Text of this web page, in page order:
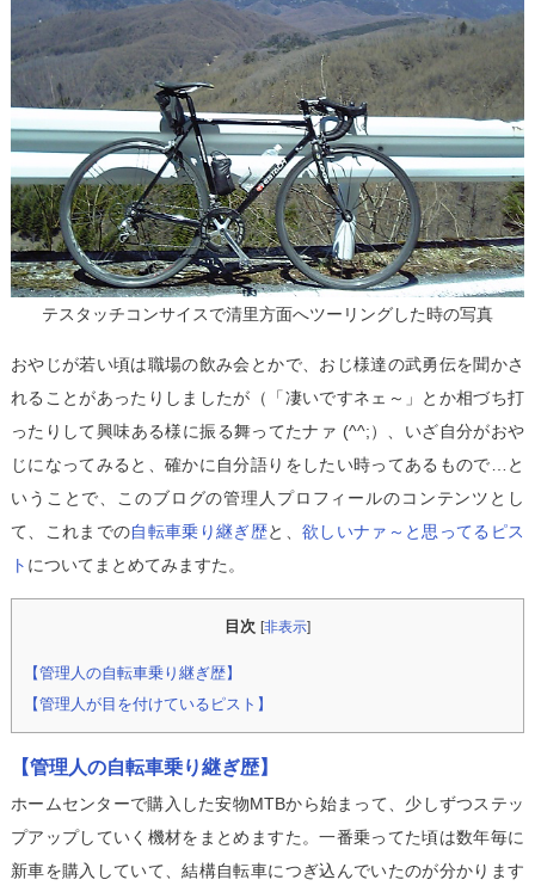
テスタッチコンサイスで清里方面へツーリングした時の写真
おやじが若い頃は職場の飲み会とかで、おじ様達の武勇伝を聞かさ
れることがあったりしましたが（「凄いですネェ～」とか相づち打
ったりして興味ある様に振る舞ってたナァ (^^;）、いざ自分がおや
じになってみると、確かに自分語りをしたい時ってあるもので…と
いうことで、このブログの管理人プロフィールのコンテンツとし
て、これまでの自転車乗り継ぎ歴と、 欲しいナァ～と思ってるピス
ト についてまとめてみますた。
目次 [非表示]
【管理人の自転車乗り継ぎ歴】
【管理人が目を付けているピスト】
【管理人の自転車乗り継ぎ歴】
ホームセンターで購入した安物MTBから始まって、少しずつステッ
プアップしていく機材をまとめますた。一番乗ってた頃は数年毎に
新車を購入していて、結構自転車につぎ込んでいたのが分かります